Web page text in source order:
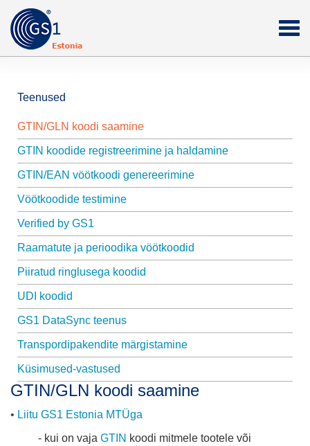
Teenused
GTIN/GLN koodi saamine
GTIN koodide registreerimine ja haldamine
GTIN/EAN vöötkoodi genereerimine
Vöötkoodide testimine
Verified by GS1
Raamatute ja perioodika vöötkoodid
Piiratud ringlusega koodid
UDI koodid
GS1 DataSync teenus
Transpordipakendite märgistamine
Küsimused-vastused
GTIN/GLN koodi saamine
• Liitu GS1 Estonia MTÜga
- kui on vaja GTIN koodi mitmele tootele või